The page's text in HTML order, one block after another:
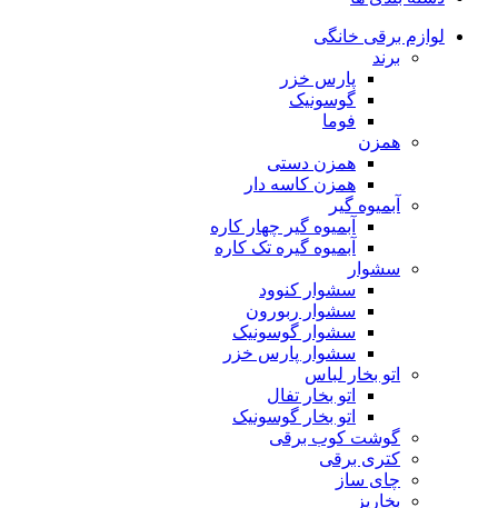
لوازم برقی خانگی
برند
پارس خزر
گوسونیک
فوما
همزن
همزن دستی
همزن کاسه دار
آبمیوه گیر
آبمیوه گیر چهار کاره
آبمیوه گیره تک کاره
سشوار
سشوار کنوود
سشوار ربورون
سشوار گوسونیک
سشوار پارس خزر
اتو بخار لباس
اتو بخار تفال
اتو بخار گوسونیک
گوشت کوب برقی
کتری برقی
چای ساز
بخارپز